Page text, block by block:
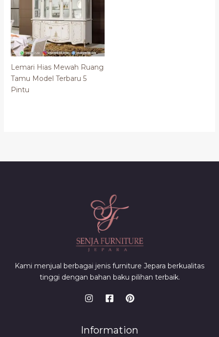
Lemari Hias Mewah Ruang
Tamu Model Terbaru 5
Pintu
Kami menjual berbagai jenis furniture Jepara berkualitas
tinggi dengan bahan baku pilihan terbaik.
Information